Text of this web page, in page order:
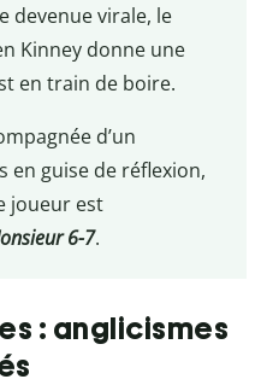
devenue virale, le
Kinney donne une
en train de boire.
d’un
en guise de réflexion,
joueur est
6-7.
: anglicismes